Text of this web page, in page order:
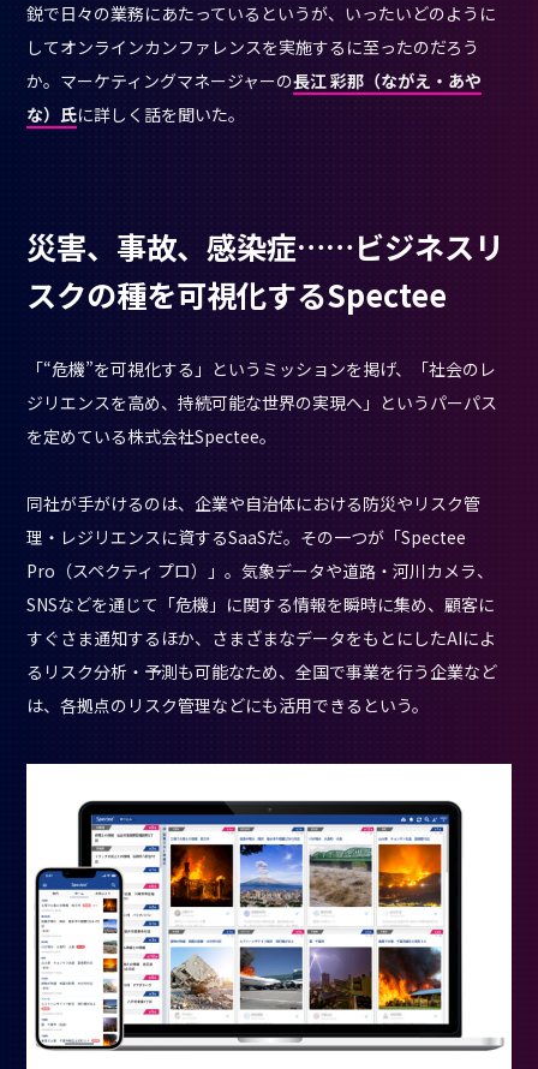
鋭で日々の業務にあたっているというが、いったいどのように
してオンラインカンファレンスを実施するに至ったのだろう
か。マーケティングマネージャーの長江 彩那（ながえ・あや
な）氏に詳しく話を聞いた。
災害、事故、感染症……ビジネスリ
スクの種を可視化するSpectee
「“危機”を可視化する」というミッションを掲げ、「社会のレ
ジリエンスを高め、持続可能な世界の実現へ」というパーパス
を定めている株式会社Spectee。
同社が手がけるのは、企業や自治体における防災やリスク管
理・レジリエンスに資するSaaSだ。その一つが「Spectee
Pro（スペクティ プロ）」。気象データや道路・河川カメラ、
SNSなどを通じて「危機」に関する情報を瞬時に集め、顧客に
すぐさま通知するほか、さまざまなデータをもとにしたAIによ
るリスク分析・予測も可能なため、全国で事業を行う企業など
は、各拠点のリスク管理などにも活用できるという。